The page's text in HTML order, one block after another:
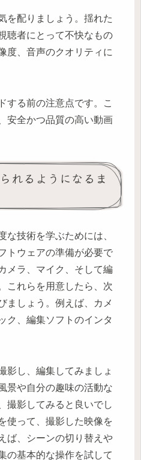
を配りましょう。揺れた
聴者にとって不快なもの
度、音声のクオリティに
する前の注意点です。こ
安全かつ品質の高い動画
れるようになるま
な技術を学ぶためには、
トウェアの準備が必要で
メラ、マイク、そして編
これらを用意したら、次
ましょう。例えば、カメ
ク、編集ソフトのインタ
影し、編集してみましょ
景や自分の趣味の活動な
撮影してみると良いでし
使って、撮影した映像を
ば、シーンの切り替えや
の基本的な操作を試して